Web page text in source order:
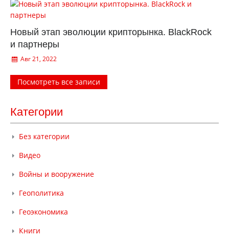
Новый этап эволюции крипторынка. BlackRock
и партнеры
Авг 21, 2022
Посмотреть все записи
Категории
Без категории
Видео
Войны и вооружение
Геополитика
Геоэкономика
Книги